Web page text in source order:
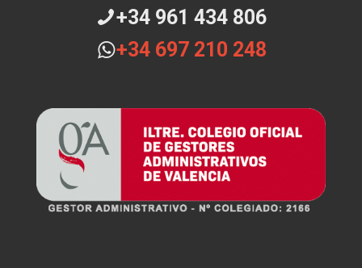
+34 961 434 806
+34 697 210 248